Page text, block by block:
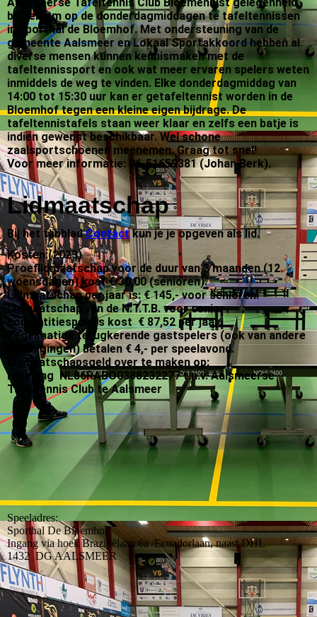
Aalsmeerse Tafeltennis Club Bloemenlust gelegenheid
bieden om op de donderdagmiddagen te tafeltennissen
in sporthal de Bloemhof. Met ondersteuning van de
gemeente Aalsmeer en Lokaal Sportakkoord hebben al
diverse mensen kunnen kennismaken met de
tafeltennissport en ook wat meer ervaren spelers weten
inmiddels de weg te vinden. Elke donderdagmiddag van
14:00 tot 15:30 uur kan er getafeltennist worden in de
Bloemhof tegen een kleine eigen bijdrage. De
tafeltennistafels staan weer klaar en zelfs een batje is
indien gewenst beschikbaar. Wel schone
zaalsportschoenen meenemen. Graag tot snel!
Voor meer informatie: 06-51659381 (Johan Berk).
Lidmaatschap
Bij het tabbladContactkun je je opgeven als lid.
Kosten:(2023)
Proeflidmaatschap voor de duur van 3 maanden (12
woensdagen) kost € 30,00 (senioren).
Lidmaatschap per jaar is: € 145,- voor senioren.
Lidmaatschap van de N.T.T.B. voor senior
competitiespelers kost € 87,52 per jaar.
Regelmatige terugkerende gastspelers (ook van andere
verenigingen) betalen € 4,- per speelavond.
Lidmaatschapsgeld over te maken op:
rekening NL86RABO0388232277 t.n.v. Aalsmeerse
Tafeltennis Club te Aalsmeer
Speeladres:
Sporthal De Bloemhof
Ingang via hoek Braziliëlaan 6a /Ecuadorlaan, naast DHL
1432 DG AALSMEER